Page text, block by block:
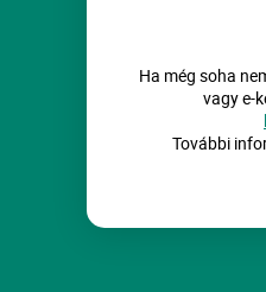
Ha még soha
vagy e-
További